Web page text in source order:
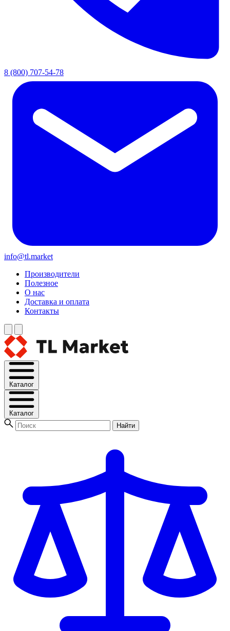
8 (800) 707-54-78
info@tl.market
Производители
Полезное
О нас
Доставка и оплата
Контакты
Каталог
Каталог
Найти